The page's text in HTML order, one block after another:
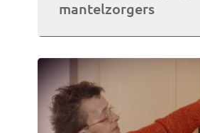
mantelzorgers